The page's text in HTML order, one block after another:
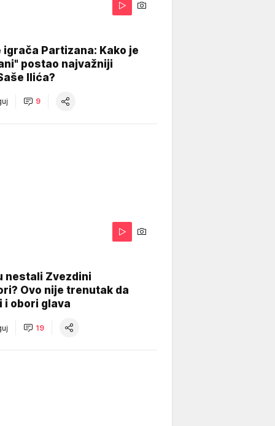
igrača Partizana: Kako je
postao najvažniji
Ilića?
9
nestali Zvezdini
Ovo nije trenutak da
i obori glava
19